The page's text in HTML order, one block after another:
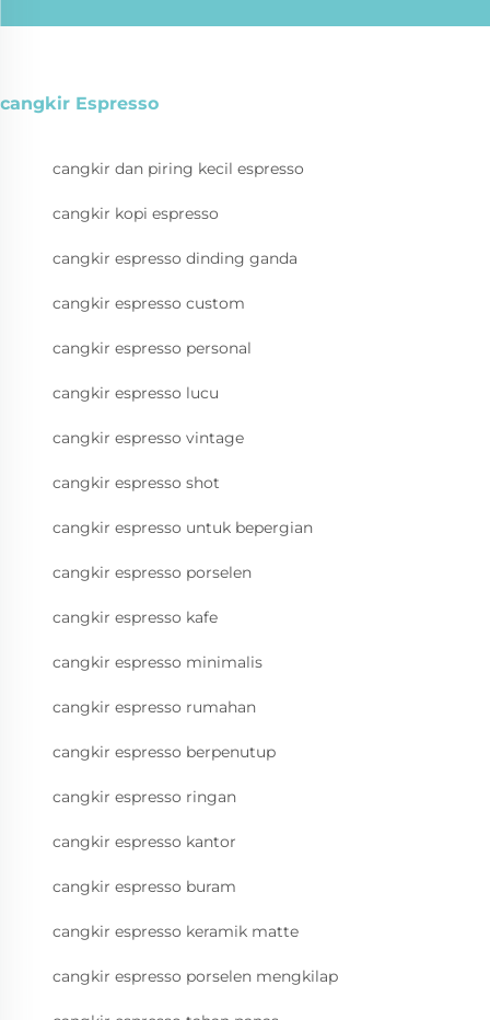
cangkir Espresso
cangkir dan piring kecil espresso
cangkir kopi espresso
cangkir espresso dinding ganda
cangkir espresso custom
cangkir espresso personal
cangkir espresso lucu
cangkir espresso vintage
cangkir espresso shot
cangkir espresso untuk bepergian
cangkir espresso porselen
cangkir espresso kafe
cangkir espresso minimalis
cangkir espresso rumahan
cangkir espresso berpenutup
cangkir espresso ringan
cangkir espresso kantor
cangkir espresso buram
cangkir espresso keramik matte
cangkir espresso porselen mengkilap